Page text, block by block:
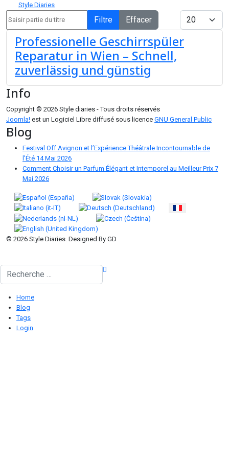
Style Diaries
Filtre Effacer
Afficher #
Professionelle Geschirrspüler
Reparatur in Wien – Schnell,
zuverlässig und günstig
Info
Copyright © 2026 Style diaries - Tous droits réservés
Joomla! est un Logiciel Libre diffusé sous licence GNU General Public
Blog
Festival Off Avignon et l’Expérience Théâtrale Incontournable de
l’Été 14 Mai 2026
Comment Choisir un Parfum Élégant et Intemporel au Meilleur Prix 7
Mai 2026
Sélectionnez votre langue
© 2026 Style Diaries. Designed By GD
Rechercher
Home
Blog
Tags
Login